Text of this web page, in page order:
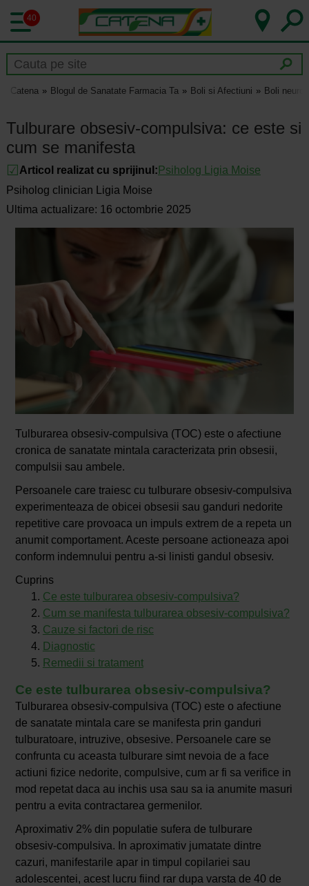
40
Catena Blogul de Sanatate Farmacia Ta Boli si Afectiuni Boli
Tulburare obsesiv-compulsiva: ce este si
cum se manifesta
Articol realizat cu sprijinul: Psiholog Ligia Moise
Psiholog clinician Ligia Moise
Ultima actualizare: 16 octombrie 2025
Tulburarea obsesiv-compulsiva (TOC) este o afectiune
cronica de sanatate mintala caracterizata prin obsesii,
compulsii sau ambele.
Persoanele care traiesc cu tulburare obsesiv-compulsiva
experimenteaza de obicei obsesii sau ganduri nedorite
repetitive care provoaca un impuls extrem de a repeta un
anumit comportament. Aceste persoane actioneaza apoi
conform indemnului pentru a-si linisti gandul obsesiv.
Cuprins
Ce este tulburarea obsesiv-compulsiva?
Cum se manifesta tulburarea obsesiv-compulsiva?
Cauze si factori de risc
Diagnostic
Remedii si tratament
Ce este tulburarea obsesiv-compulsiva?
Tulburarea obsesiv-compulsiva (TOC) este o afectiune
de sanatate mintala care se manifesta prin ganduri
tulburatoare, intruzive, obsesive. Persoanele care se
confrunta cu aceasta tulburare simt nevoia de a face
actiuni fizice nedorite, compulsive, cum ar fi sa verifice in
mod repetat daca au inchis usa sau sa ia anumite masuri
pentru a evita contractarea germenilor.
Aproximativ 2% din populatie sufera de tulburare
obsesiv-compulsiva. In aproximativ jumatate dintre
cazuri, manifestarile apar in timpul copilariei sau
adolescentei, acest lucru fiind rar dupa varsta de 40 de